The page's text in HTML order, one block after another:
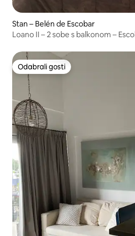
Stan – Belén de Escobar
Loano II – 2 sobe s balkonom –
Odabrali gosti
Odabrali gosti